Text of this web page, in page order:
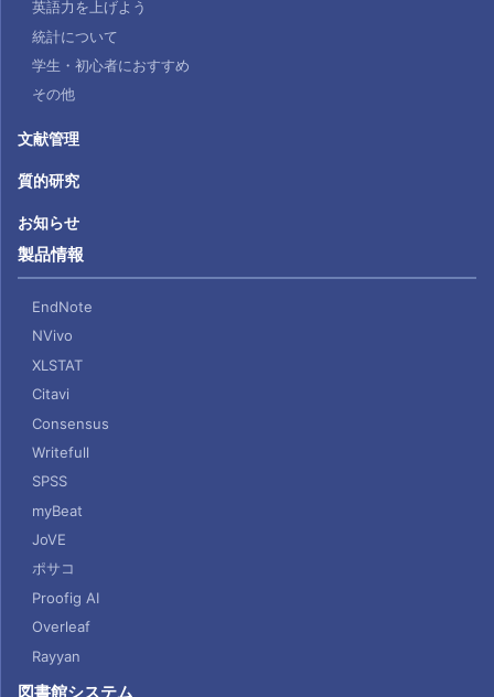
英語力を上げよう
統計について
学生・初心者におすすめ
その他
文献管理
質的研究
お知らせ
製品情報
EndNote
NVivo
XLSTAT
Citavi
Consensus
Writefull
SPSS
myBeat
JoVE
ポサコ
Proofig AI
Overleaf
Rayyan
図書館システム